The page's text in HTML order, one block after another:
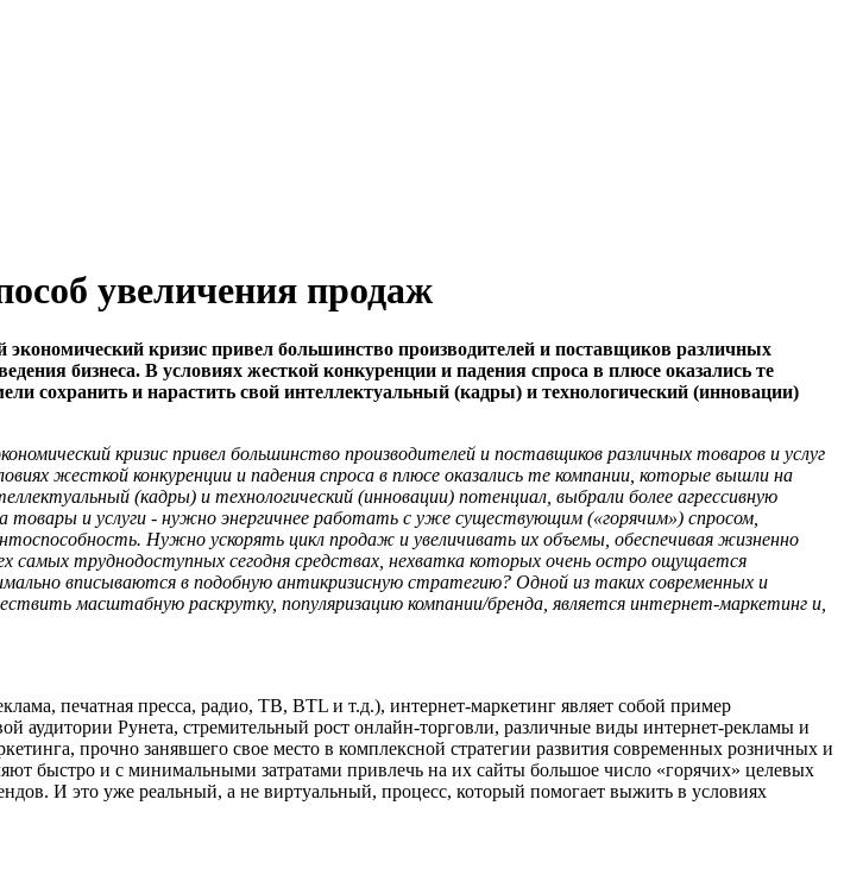
увеличения продаж
кризис привел большинство производителей и поставщиков различных
бизнеса. В условиях жесткой конкуренции и падения спроса в плюсе оказались те
и нарастить свой интеллектуальный (кадры) и технологический (инновации)
кризис привел большинство производителей и поставщиков различных товаров и услуг
жесткой конкуренции и падения спроса в плюсе оказались те компании, которые вышли на
(кадры) и технологический (инновации) потенциал, выбрали более агрессивную
и услуги - нужно энергичнее работать с уже существующим («горячим») спросом,
Нужно ускорять цикл продаж и увеличивать их объемы, обеспечивая жизненно
труднодоступных сегодня средствах, нехватка которых очень остро ощущается
вписываются в подобную антикризисную стратегию? Одной из таких современных и
масштабную раскрутку, популяризацию компании/бренда, является интернет-маркетинг и,
печатная пресса, радио, ТВ, BTL и т.д.), интернет-маркетинг являет собой пример
аудитории Рунета, стремительный рост онлайн-торговли, различные виды интернет-рекламы и
прочно занявшего свое место в комплексной стратегии развития современных розничных и
быстро и с минимальными затратами привлечь на их сайты большое число «горячих» целевых
И это уже реальный, а не виртуальный, процесс, который помогает выжить в условиях